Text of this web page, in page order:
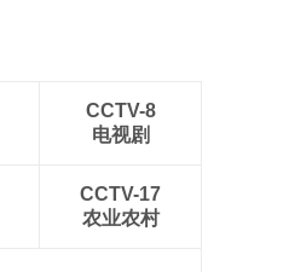
CCTV-8
电视剧
CCTV-17
农业农村